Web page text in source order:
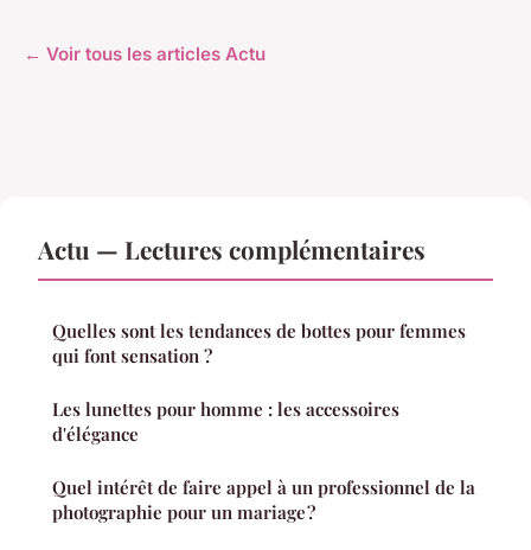
← Voir tous les articles Actu
Actu — Lectures complémentaires
Quelles sont les tendances de bottes pour femmes
qui font sensation ?
Les lunettes pour homme : les accessoires
d'élégance
Quel intérêt de faire appel à un professionnel de la
photographie pour un mariage ?